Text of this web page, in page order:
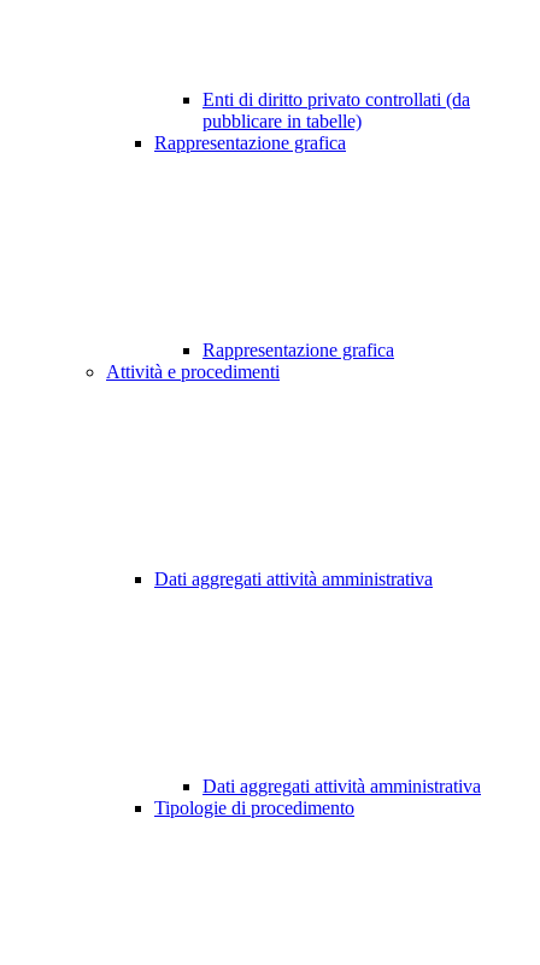
Enti di diritto privato controllati (da
pubblicare in tabelle)
Rappresentazione grafica
Rappresentazione grafica
Attività e procedimenti
Dati aggregati attività amministrativa
Dati aggregati attività amministrativa
Tipologie di procedimento